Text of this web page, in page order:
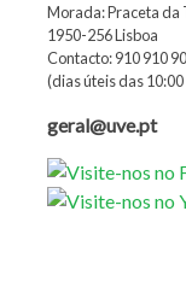
Morada: Praceta da
1950-256 Lisboa
Contacto: 910 910
(dias úteis das 10:00
geral@uve.pt